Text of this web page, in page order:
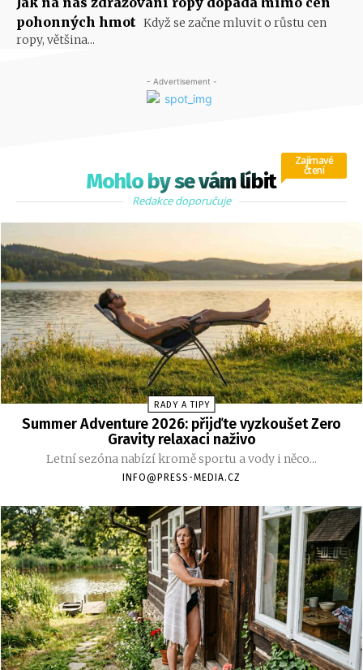
pohonných hmot Když se začne mluvit o růstu cen
ropy, většina...
- Advertisement -
Mohlo by se vám líbit
Zajímavé
čtení
Redakce doporučuje
RADY A TIPY
Summer Adventure 2026: přijďte vyzkoušet Zero
Gravity relaxaci naživo
Letní sezóna nabízí kromě sportu a vody i něco...
INFO@PRESS-MEDIA.CZ